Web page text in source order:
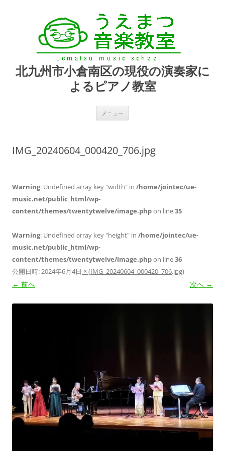
北九州市小倉南区の現役の演奏家に
よるピアノ教室
メニュー
ス
IMG_20240604_000420_706.jpg
Warning: Undefined array key "width" in /home/jointec/ue-
music.net/public_html/wp-
content/themes/twentytwelve/image.phpon line35
Warning: Undefined array key "height" in /home/jointec/ue-
music.net/public_html/wp-
content/themes/twentytwelve/image.phpon line36
公開日時:2024年6月4日 ×(IMG_20240604_000420_706.jpg)
← 前へ 次へ →